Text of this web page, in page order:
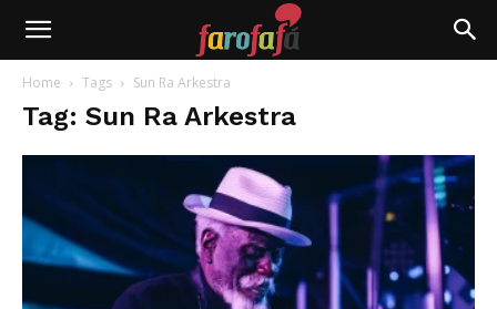
Farofafá
Home Tags Sun Ra Arkestra
Tag: Sun Ra Arkestra